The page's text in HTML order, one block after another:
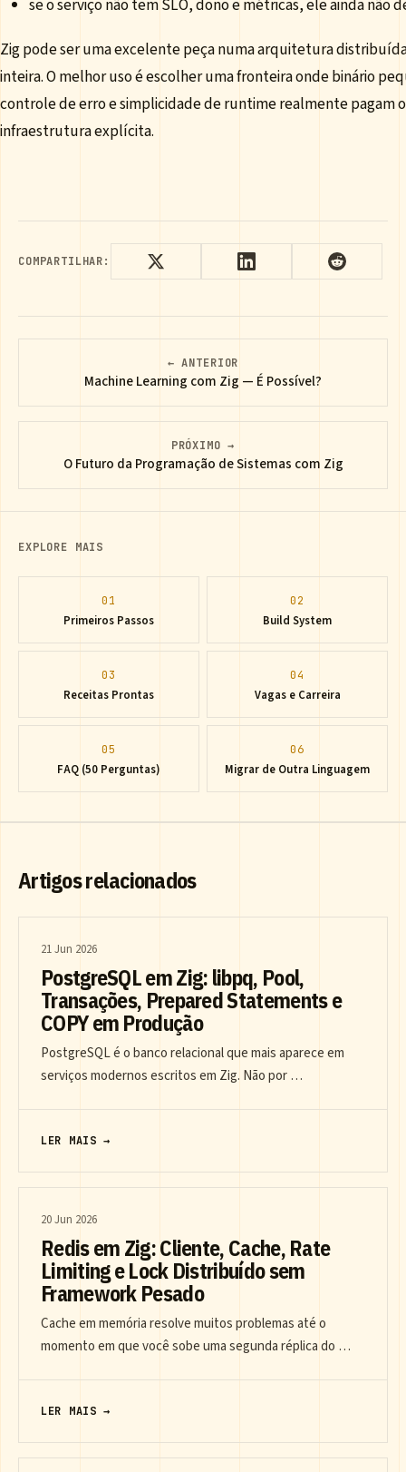
se o serviço não tem SLO, dono e métricas, ele ainda não
Zig pode ser uma excelente peça numa arquitetura
inteira. O melhor uso é escolher uma fronteira onde binário
controle de erro e simplicidade de runtime realmente pagam
infraestrutura explícita.
COMPARTILHAR:
← ANTERIOR
Machine Learning com Zig — É Possível?
PRÓXIMO →
O Futuro da Programação de Sistemas com Zig
EXPLORE MAIS
01
Primeiros Passos
02
Build System
03
Receitas Prontas
04
Vagas e Carreira
05
FAQ (50 Perguntas)
06
Migrar de Outra Linguagem
Artigos relacionados
21 Jun 2026
PostgreSQL em Zig: libpq, Pool,
Transações, Prepared Statements e
COPY em Produção
PostgreSQL é o banco relacional que mais aparece em
serviços modernos escritos em Zig. Não por …
LER MAIS →
20 Jun 2026
Redis em Zig: Cliente, Cache, Rate
Limiting e Lock Distribuído sem
Framework Pesado
Cache em memória resolve muitos problemas até o
momento em que você sobe uma segunda réplica do …
LER MAIS →